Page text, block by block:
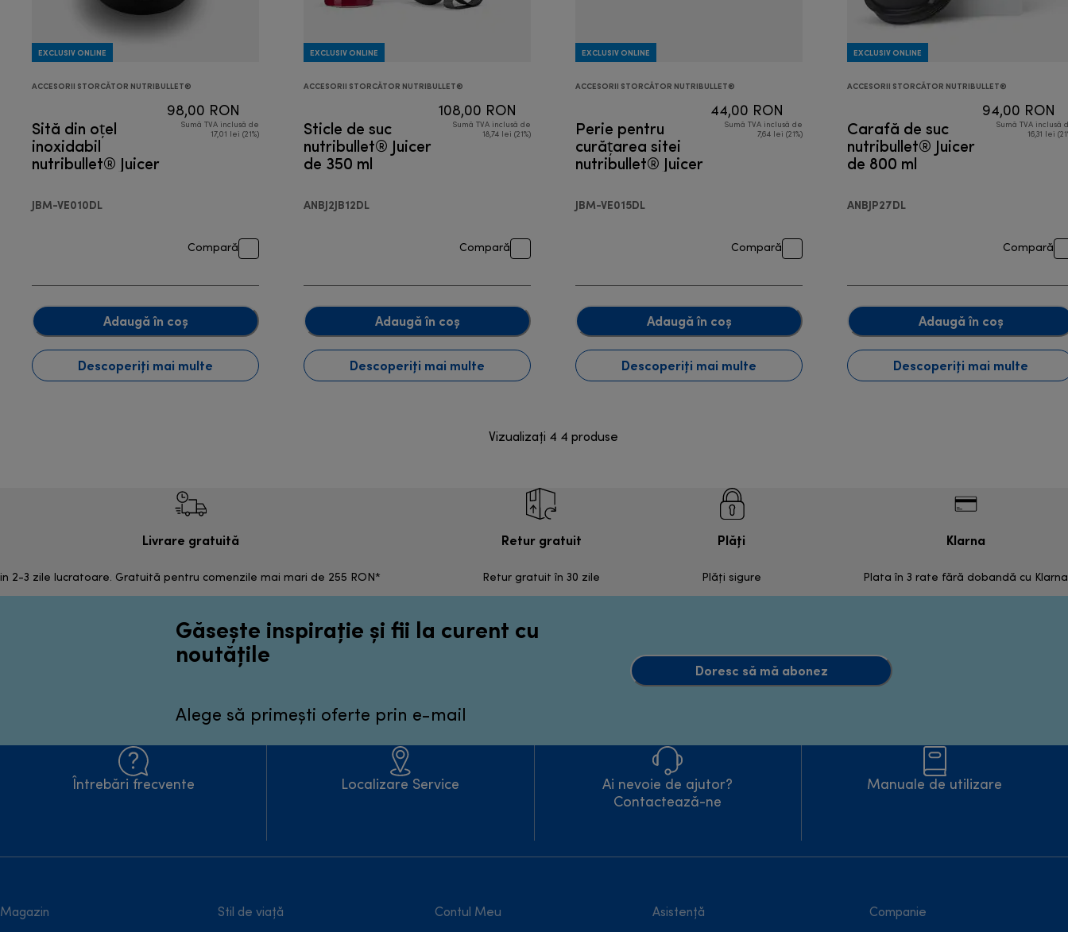
EXCLUSIV ONLINE
ACCESORII STORCĂTOR NUTRIBULLET®
Sită din oțel
inoxidabil
nutribullet® Juicer
JBM-VE010DL
98,00 RON
Sumă TVA inclusă de
17,01 lei (21%)
Compară
Adaugă în coș
Descoperiți mai multe
EXCLUSIV ONLINE
ACCESORII STORCĂTOR NUTRIBULLET®
Sticle de suc
nutribullet® Juicer
de 350 ml
ANBJ2JB12DL
108,00 RON
Sumă TVA inclusă de
18,74 lei (21%)
Compară
Adaugă în coș
Descoperiți mai multe
EXCLUSIV ONLINE
ACCESORII STORCĂTOR NUTRIBULLET®
Perie pentru
curățarea sitei
nutribullet® Juicer
JBM-VE015DL
44,00 RON
Sumă TVA inclusă de
7,64 lei (21%)
Compară
Adaugă în coș
Descoperiți mai multe
EXCLUSIV ONLINE
ACCESORII STORCĂTOR NUTRIBULLET®
Carafă de suc
nutribullet® Juicer
de 800 ml
ANBJP27DL
94,00 RON
Sumă TVA inclusă
16,31 lei
Compară
Adaugă în coș
Descoperiți mai multe
Vizualizați 4 4 produse
Livrare gratuită
in 2-3 zile lucratoare. Gratuită pentru comenzile mai mari de 255 RON*
Retur gratuit
Retur gratuit în 30 zile
Plăți
Plăți sigure
Klarna
Plata în 3 rate fără dobandă cu Klarna
Găsește inspirație și fii la curent cu
noutățile
Alege să primești oferte prin e-mail
Doresc să mă abonez
Întrebări frecvente Localizare Service
Ai nevoie de ajutor?
Contactează-ne
Manuale de utilizare
Magazin Stil de viață Contul Meu Asistență Companie